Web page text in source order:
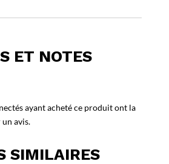
ET NOTES
ayant acheté ce produit ont la
avis.
SIMILAIRES